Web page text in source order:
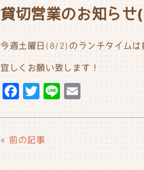
貸切営業のお知ら
今週土曜日(8/2)のランチタイムは
宜しくお願い致します！
F
c
e
T
it
t
Li
e ai
« 前の記事